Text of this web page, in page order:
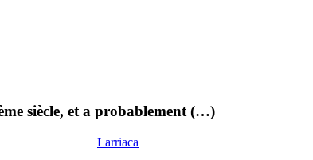
siècle, et a probablement (…)
Larriaca